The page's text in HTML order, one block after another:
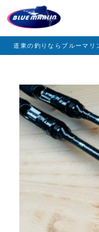
道東の釣りならブルーマリ